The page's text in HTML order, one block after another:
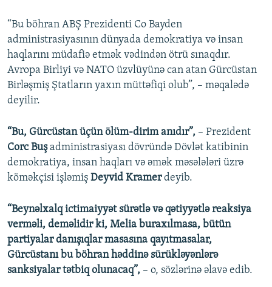
“Bu böhran ABŞ Prezidenti Co Bayden
administrasiyasının dünyada demokratiya və insan
haqlarını müdafiə etmək vədindən ötrü sınaqdır.
Avropa Birliyi və NATO üzvlüyünə can atan Gürcüstan
Birləşmiş Ştatların yaxın müttəfiqi olub”, – məqalədə
deyilir.
“Bu, Gürcüstan üçün ölüm-dirim anıdır”, – Prezident
Corc Buşadministrasiyası dövründə Dövlət katibinin
demokratiya, insan haqları və əmək məsələləri üzrə
köməkçisi işləmiş Deyvid Kramerdeyib.
“Beynəlxalq ictimaiyyət sürətlə və qətiyyətlə reaksiya
verməli, deməlidir ki, Melia buraxılmasa, bütün
partiyalar danışıqlar masasına qayıtmasalar,
Gürcüstanı bu böhran həddinə sürükləyənlərə
sanksiyalar tətbiq olunacaq”, – o, sözlərinə əlavə edib.